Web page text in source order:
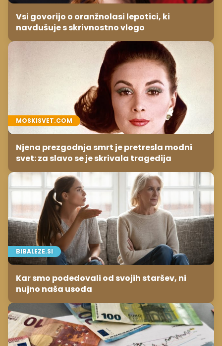
Vsi govorijo o oranžnolasi lepotici, ki
navdušuje s skrivnostno vlogo
MOSKISVET.COM
Njena prezgodnja smrt je pretresla modni
svet: za slavo se je skrivala tragedija
BIBALEZE.SI
Kar smo podedovali od svojih staršev, ni
nujno naša usoda